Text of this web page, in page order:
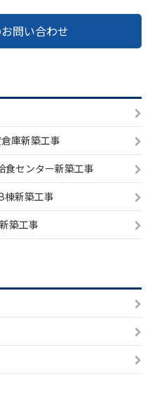
問い合わせ
庫新築工事
食センター新築工事
棟新築工事
築工事